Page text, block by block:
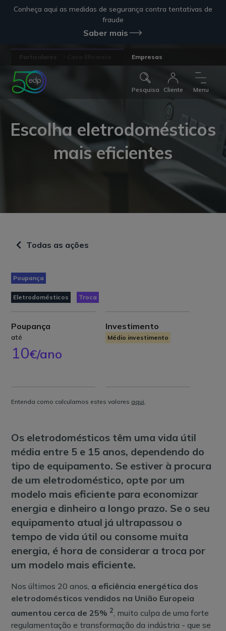
Conheça aqui as medidas de segurança contra tentativas de
fraude
Saber mais
Empresas
Pesquisa Cliente Menu
Escolha eletrodomésticos
mais eficientes
Todas as ações
Poupança
Eletrodomésticos Troca
Poupança
até
10€/ano
Investimento
Médio investimento
Entenda como calculamos estes valores aqui.
Os eletrodomésticos têm uma vida útil
média entre 5 e 15 anos, dependendo do
tipo de equipamento. Se estiver à procura
de um eletrodoméstico, opte por um
modelo mais eficiente para economizar
energia e dinheiro a longo prazo. Se o seu
equipamento atual já ultrapassou o
tempo de vida útil ou consome muita
energia, é hora de considerar a troca por
um modelo mais eficiente.
Nos últimos 20 anos, a eficiência energética dos
eletrodomésticos vendidos na União Europeia
aumentou cerca de 25% 2, muito culpa de uma forte
regulamentação e transformação da indústria - que se